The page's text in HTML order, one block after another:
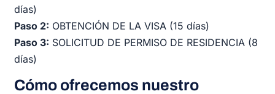
días)
Paso 2: OBTENCIÓN DE LA VISA (15 días)
Paso 3: SOLICITUD DE PERMISO DE RESIDENCIA (8
días)
Cómo ofrecemos nuestro